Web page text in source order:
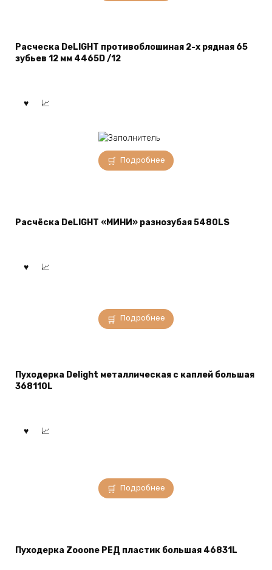
Расческа DeLIGHT противоблошиная 2-х рядная 65
зубьев 12 мм 4465D /12
Подробнее
Расчёска DeLIGHT «МИНИ» разнозубая 5480LS
Подробнее
Пуходерка Delight металлическая с каплей большая
368110L
Подробнее
Пуходерка Zooone РЕД пластик большая 46831L